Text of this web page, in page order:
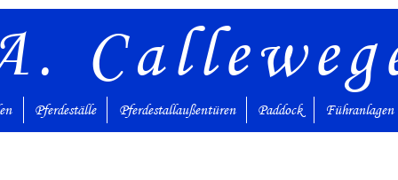
Pferdeställe Pferdestallaußentüren Paddock Führanlagen